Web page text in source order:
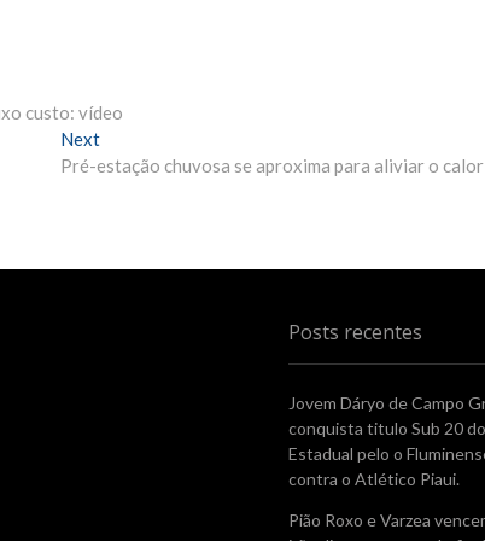
custo: vídeo
Next
e
o
Pré-estação chuvosa se aproxima para aliviar o
Posts recentes
Jovem Dáryo de Campo
conquista titulo Sub 20
Estadual pelo o
contra o Atlético Piaui.
Pião Roxo e Varzea